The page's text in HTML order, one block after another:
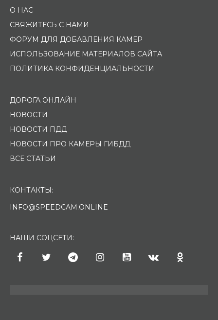
О НАС
СВЯЖИТЕСЬ С НАМИ
ФОРУМ ДЛЯ ДОБАВЛЕНИЯ КАМЕР
ИСПОЛЬЗОВАНИЕ МАТЕРИАЛОВ САЙТА
ПОЛИТИКА КОНФИДЕНЦИАЛЬНОСТИ
ДОРОГА ОНЛАЙН
НОВОСТИ
НОВОСТИ ПДД
НОВОСТИ ПРО КАМЕРЫ ГИБДД
ВСЕ СТАТЬИ
КОНТАКТЫ:
INFO@SPEEDCAM.ONLINE
НАШИ СОЦСЕТИ: